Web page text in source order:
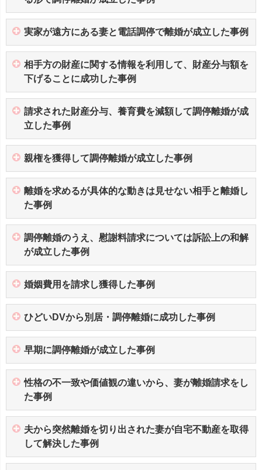
実家が遠方にある妻と電話調停で離婚が成立した事例
相手方の財産に関する情報を利用して、財産分与額を
下げることに成功した事例
請求された財産分与、養育費を減額して調停離婚が成
立した事例
親権を獲得して調停離婚が成立した事例
離婚を求めるが具体的な動きは見せない相手と離婚し
た事例
調停離婚のうえ、慰謝料請求については訴訟上の和解
が成立した事例
婚姻費用を請求し獲得した事例
ひどいDVから別居・調停離婚に成功した事例
早期に調停離婚が成立した事例
性格の不一致や価値観の違いから、妻が離婚請求をし
た事例
夫から突然離婚を切り出された妻が自宅不動産を取得
して解決した事例